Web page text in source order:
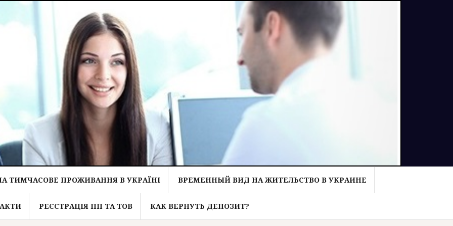
ТИМЧАСОВЕ ПРОЖИВАННЯ В УКРАЇНІ ВРЕМЕННЫЙ ВИД НА ЖИТЕЛЬСТВО В УКРАИНЕ
РЕЄСТРАЦІЯ ПП ТА ТОВ КАК ВЕРНУТЬ ДЕПОЗИТ?